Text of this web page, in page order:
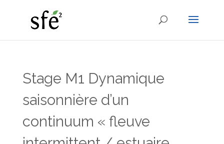
Stage M1 Dynamique
saisonnière d’un
continuum « fleuve